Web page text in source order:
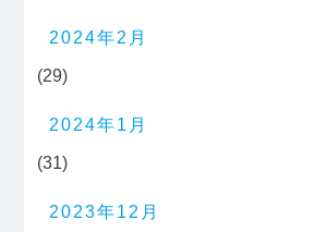
2024年2月
(29)
2024年1月
(31)
2023年12月